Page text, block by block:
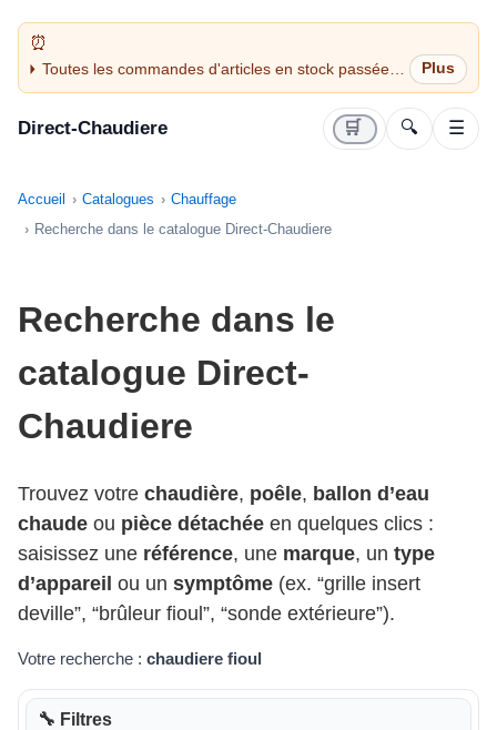
Toutes les commandes d'articles en stock passées
avant 14H sont expédiées le jour même (jours
Direct-Chaudiere 🛒 🔍 ☰
Accueil Catalogues
Chauffage
Recherche dans le catalogue Direct-Chaudiere
Recherche dans le
catalogue Direct-
Chaudiere
Trouvez votre chaudière, poêle, ballon d’eau
chaude ou pièce détachée en quelques clics :
saisissez une référence, une marque, un type
d’appareil ou un symptôme (ex. “grille insert
deville”, “brûleur fioul”, “sonde extérieure”).
Votre recherche : chaudiere fioul
🔧 Filtres